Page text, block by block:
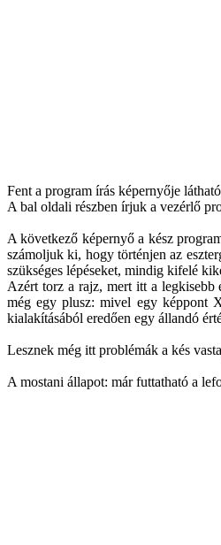
Fent a program írás képernyője
A bal oldali részben írjuk a vezérlő
A következő képernyő a kész
számoljuk ki, hogy történjen az
szükséges lépéseket, mindig kifelé
Azért torz a rajz, mert itt a legkisebb
még egy plusz: mivel egy képpont
kialakításából eredően egy állandó
Lesznek még itt problémák a kés
A mostani állapot: már futtatható a